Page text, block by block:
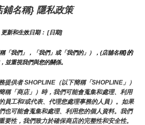
鋪名稱} 隱私政策
更新和生效日期： [日期]
「我們」，「我們」或「我們的」），{店舖名稱}的
並重視我們與您的關係。
提供者 SHOPLINE（以下簡稱「SHOPLINE」）
稱「商店」）時，我們可能會蒐集和處理、利用
員工和/或代表、代理您處理事務的人員）。如果
也可能會蒐集和處理、利用您的個人資料。我們
要性，我們致力於確保商店的完整性和安全性。